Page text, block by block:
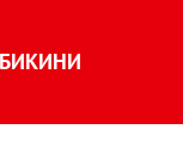
БИКИНИ